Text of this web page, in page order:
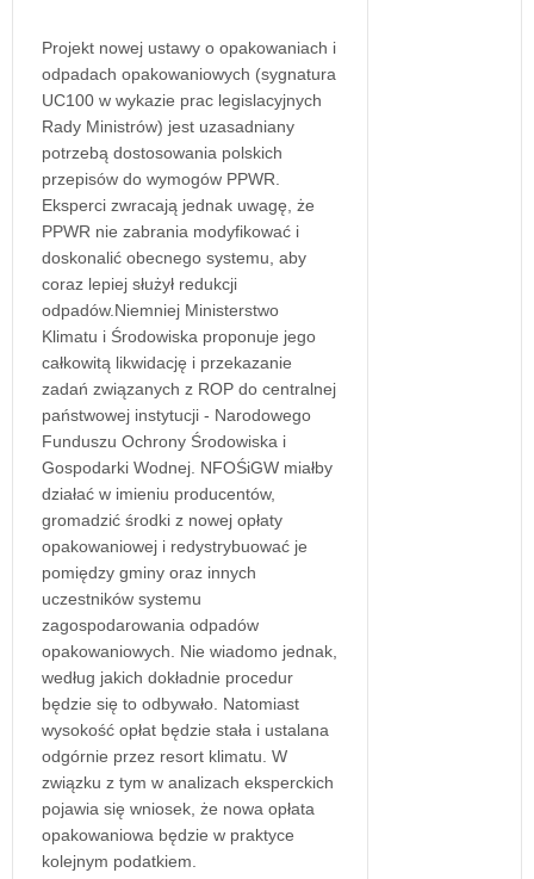
Projekt nowej ustawy o opakowaniach i
odpadach opakowaniowych (sygnatura
UC100 w wykazie prac legislacyjnych
Rady Ministrów) jest uzasadniany
potrzebą dostosowania polskich
przepisów do wymogów PPWR.
Eksperci zwracają jednak uwagę, że
PPWR nie zabrania modyfikować i
doskonalić obecnego systemu, aby
coraz lepiej służył redukcji
odpadów.Niemniej Ministerstwo
Klimatu i Środowiska proponuje jego
całkowitą likwidację i przekazanie
zadań związanych z ROP do centralnej
państwowej instytucji - Narodowego
Funduszu Ochrony Środowiska i
Gospodarki Wodnej. NFOŚiGW miałby
działać w imieniu producentów,
gromadzić środki z nowej opłaty
opakowaniowej i redystrybuować je
pomiędzy gminy oraz innych
uczestników systemu
zagospodarowania odpadów
opakowaniowych. Nie wiadomo jednak,
według jakich dokładnie procedur
będzie się to odbywało. Natomiast
wysokość opłat będzie stała i ustalana
odgórnie przez resort klimatu. W
związku z tym w analizach eksperckich
pojawia się wniosek, że nowa opłata
opakowaniowa będzie w praktyce
kolejnym podatkiem.